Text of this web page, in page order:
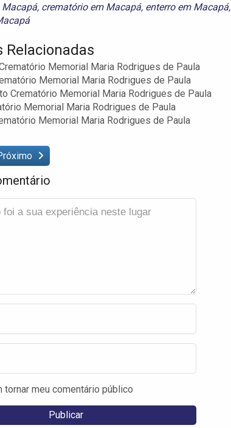
Macapá, crematório em Macapá, enterro em Macapá,
Relacionadas
Memorial Maria Rodrigues de Paula
Memorial Maria Rodrigues de Paula
Crematório Memorial Maria Rodrigues de Paula
Memorial Maria Rodrigues de Paula
Memorial Maria Rodrigues de Paula
tornar meu comentário público